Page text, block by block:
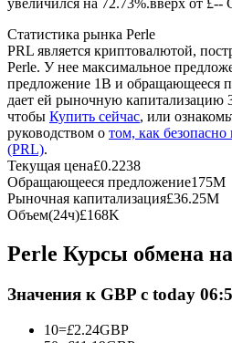
Фьючерсы с использованием
обеспечения
Копирование торговли
Присоединяйтесь к лучшим
увеличился на 72.73%.вверх от £--
Статистика рынка Perle
PRL является криптовалютой,
Perle. У нее максимальное
предложение 1B и обращающееся
дает ей рыночную капитализацию
чтобы Купить сейчас, или
руководством о том, как безопасно
(PRL).
Текущая цена£0.2238
Обращающееся предложение175M
Рыночная капитализация£36.25M
Объем(24ч)£168K
Perle Курсы обмена
Значения к GBP с today
10=£2.24GBP